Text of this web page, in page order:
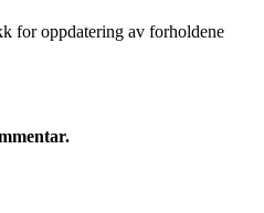
for oppdatering av forholdene